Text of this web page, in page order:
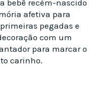
bebê recém-nascido
afetiva para
pegadas e
com um
para marcar o
carinho.